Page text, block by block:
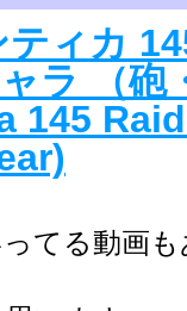
ティカ
ラ （砲
145
てる動画